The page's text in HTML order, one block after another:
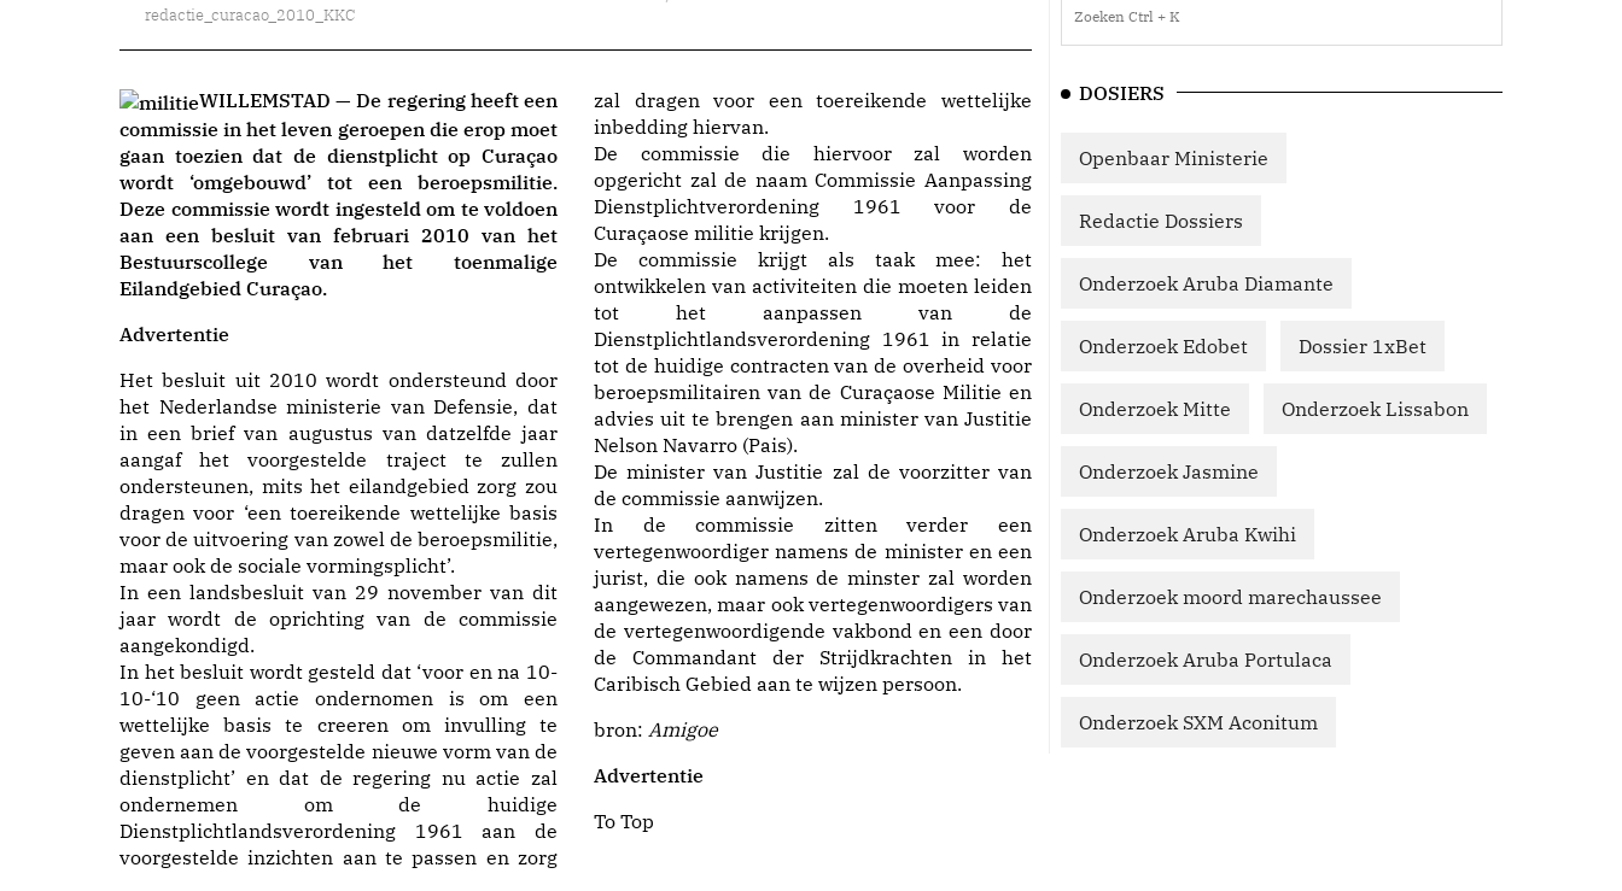
redactie_curacao_2010_KKC
WILLEMSTAD — De regering heeft een
commissie in het leven geroepen die erop moet
gaan toezien dat de dienstplicht op Curaçao
wordt ‘omgebouwd’ tot een beroepsmilitie.
Deze commissie wordt ingesteld om te voldoen
aan een besluit van februari 2010 van het
Bestuurscollege van het toenmalige
Eilandgebied Curaçao.
Advertentie
Het besluit uit 2010 wordt ondersteund door
het Nederlandse ministerie van Defensie, dat
in een brief van augustus van datzelfde jaar
aangaf het voorgestelde traject te zullen
ondersteunen, mits het eilandgebied zorg zou
dragen voor ‘een toereikende wettelijke basis
voor de uitvoering van zowel de beroepsmilitie,
maar ook de sociale vormingsplicht’.
In een landsbesluit van 29 november van dit
jaar wordt de oprichting van de commissie
aangekondigd.
In het besluit wordt gesteld dat ‘voor en na 10-
10-‘10 geen actie ondernomen is om een
wettelijke basis te creeren om invulling te
geven aan de voorgestelde nieuwe vorm van de
dienstplicht’ en dat de regering nu actie zal
ondernemen om de huidige
Dienstplichtlandsverordening 1961 aan de
voorgestelde inzichten aan te passen en zorg
zal dragen voor een toereikende wettelijke
inbedding hiervan.
De commissie die hiervoor zal worden
opgericht zal de naam Commissie Aanpassing
Dienstplichtverordening 1961 voor de
Curaçaose militie krijgen.
De commissie krijgt als taak mee: het
ontwikkelen van activiteiten die moeten leiden
tot het aanpassen van de
Dienstplichtlandsverordening 1961 in relatie
tot de huidige contracten van de overheid voor
beroepsmilitairen van de Curaçaose Militie en
advies uit te brengen aan minister van Justitie
Nelson Navarro (Pais).
De minister van Justitie zal de voorzitter van
de commissie aanwijzen.
In de commissie zitten verder een
vertegenwoordiger namens de minister en een
jurist, die ook namens de minster zal worden
aangewezen, maar ook vertegenwoordigers van
de vertegenwoordigende vakbond en een door
de Commandant der Strijdkrachten in het
Caribisch Gebied aan te wijzen persoon.
bron: Amigoe
Advertentie
To Top
DOSIERS
Openbaar Ministerie
Redactie Dossiers
Onderzoek Aruba Diamante
Onderzoek Edobet Dossier 1xBet
Onderzoek Mitte Onderzoek Lissabon
Onderzoek Jasmine
Onderzoek Aruba Kwihi
Onderzoek moord marechaussee
Onderzoek Aruba Portulaca
Onderzoek SXM Aconitum